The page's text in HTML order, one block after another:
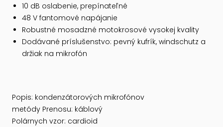
10 dB oslabenie, prepínateľné
48 V fantomové napájanie
Robustné mosadzné motokrosové vysokej kvality
Dodávané príslušenstvo: pevný kufrík, windschutz a
držiak na mikrofón
Popis: kondenzátorových mikrofónov
metódy Prenosu: káblový
Polárnych vzor: cardioid